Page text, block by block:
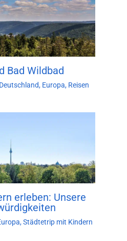
Bad Wildbad
Deutschland, Europa, Reisen
erleben: Unsere
,Städtetrip mit Kindern